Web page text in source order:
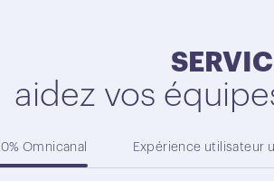
aidez vos
Omnicanal Expérience utilisateur